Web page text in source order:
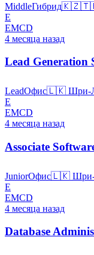
MiddleГибрид
E
EMCD
4 месяца назад
Lead Generation
LeadОфис🇱🇰 Шри-
E
EMCD
4 месяца назад
Associate
JuniorОфис🇱🇰
E
EMCD
4 месяца назад
Database